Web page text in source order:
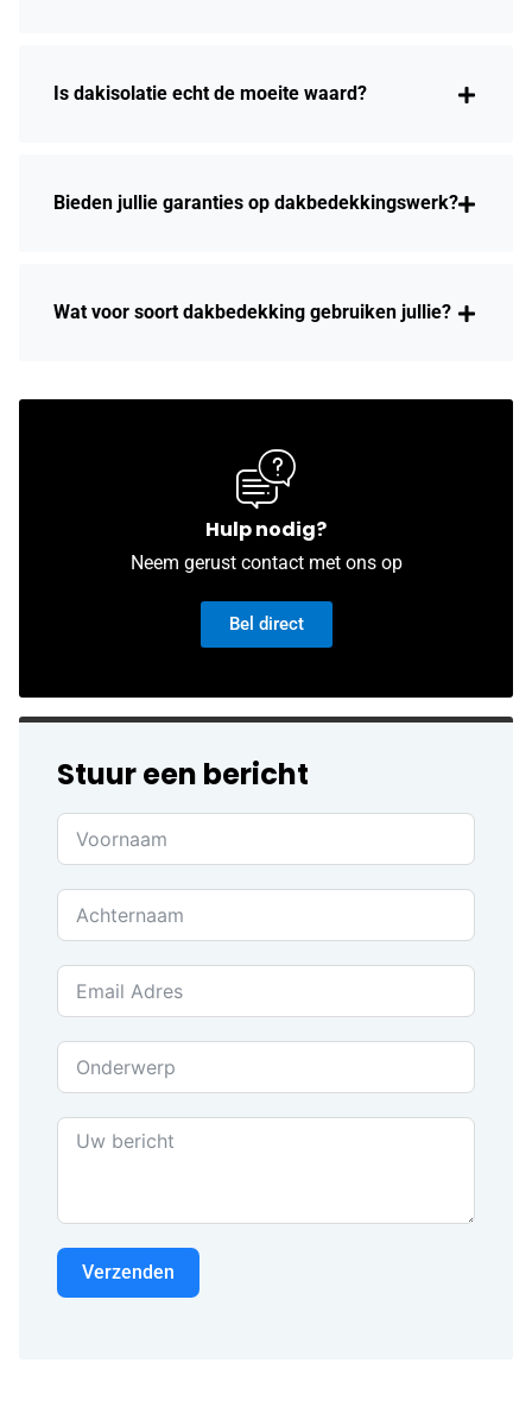
Is dakisolatie echt de moeite waard?
Bieden jullie garanties op dakbedekkingswerk?
Wat voor soort dakbedekking gebruiken jullie?
Hulp nodig?
Neem gerust contact met ons op
Bel direct
Stuur een bericht
Verzenden